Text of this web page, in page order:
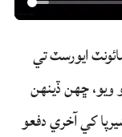
ايورسٽ تي
ڇهن ڏينهن
کي آخري دفعو